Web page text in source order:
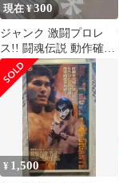
現在 ¥300
ジャンク 激闘プロレ
ス!! 闘魂伝説 動作確認
できていない
¥ 1,500